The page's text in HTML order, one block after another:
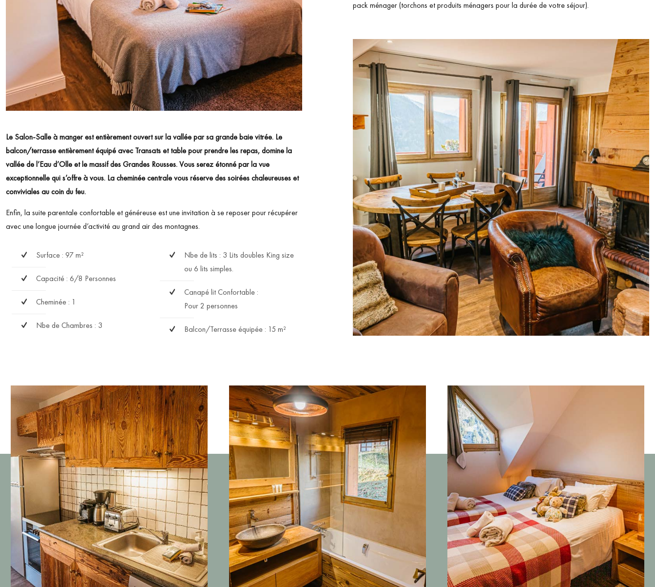
Le Salon-Salle à manger est entièrement ouvert sur la vallée par sa grande baie vitrée. Le
balcon/terrasse entièrement équipé avec Transats et table pour prendre les repas, domine la
vallée de l’Eau d’Olle et le massif des Grandes Rousses. Vous serez étonné par la vue
exceptionnelle qui s’offre à vous. La cheminée centrale vous réserve des soirées chaleureuses et
conviviales au coin du feu.
Enfin, la suite parentale confortable et généreuse est une invitation à se reposer pour récupérer
avec une longue journée d’activité au grand air des montagnes.
Surface : 97 m²
Capacité : 6/8 Personnes
Cheminée : 1
Nbe de Chambres : 3
Nbe de lits : 3 Lits doubles King size
ou 6 lits simples.
Canapé lit Confortable :
Pour 2 personnes
Balcon/Terrasse équipée : 15 m²
pack ménager (torchons et produits ménagers pour la durée de votre séjour).